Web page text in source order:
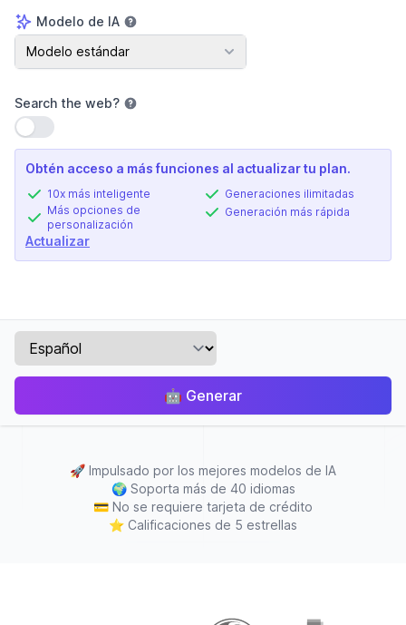
Modelo de IA
Modelo de IA
Modelo estándar
Search the web?
Usar configuración
Obtén acceso a más funciones al actualizar tu plan.
10x más inteligente
Más opciones de
personalización
Generaciones ilimitadas
Generación más rápida
Actualizar
🤖 Generar
🚀 Impulsado por los mejores modelos de IA
🌍 Soporta más de 40 idiomas
💳 No se requiere tarjeta de crédito
⭐ Calificaciones de 5 estrellas